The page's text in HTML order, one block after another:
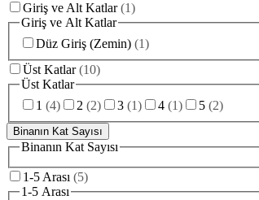
Giriş ve Alt Katlar (1)
Giriş ve Alt Katlar
Düz Giriş (Zemin) (1)
Üst Katlar (10)
Üst Katlar
1 (4) 2 (2) 3 (1) 4 (1) 5 (2)
Binanın Kat Sayısı
Binanın Kat Sayısı
1-5 Arası (5)
1-5 Arası